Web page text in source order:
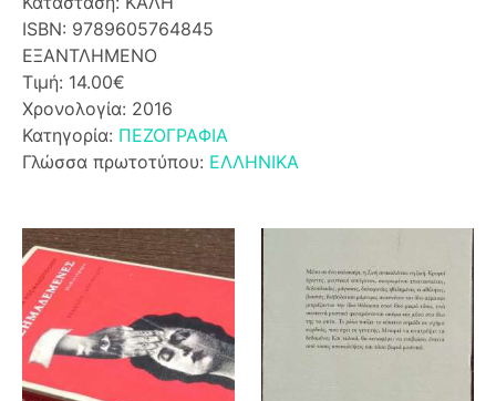
ISBN: 9789605764845
ΕΞΑΝΤΛΗΜΕΝΟ
Τιμή: 14.00€
Χρονολογία: 2016
Κατηγορία: ΠΕΖΟΓΡΑΦΙΑ
Γλώσσα πρωτοτύπου: ΕΛΛΗΝΙΚΑ